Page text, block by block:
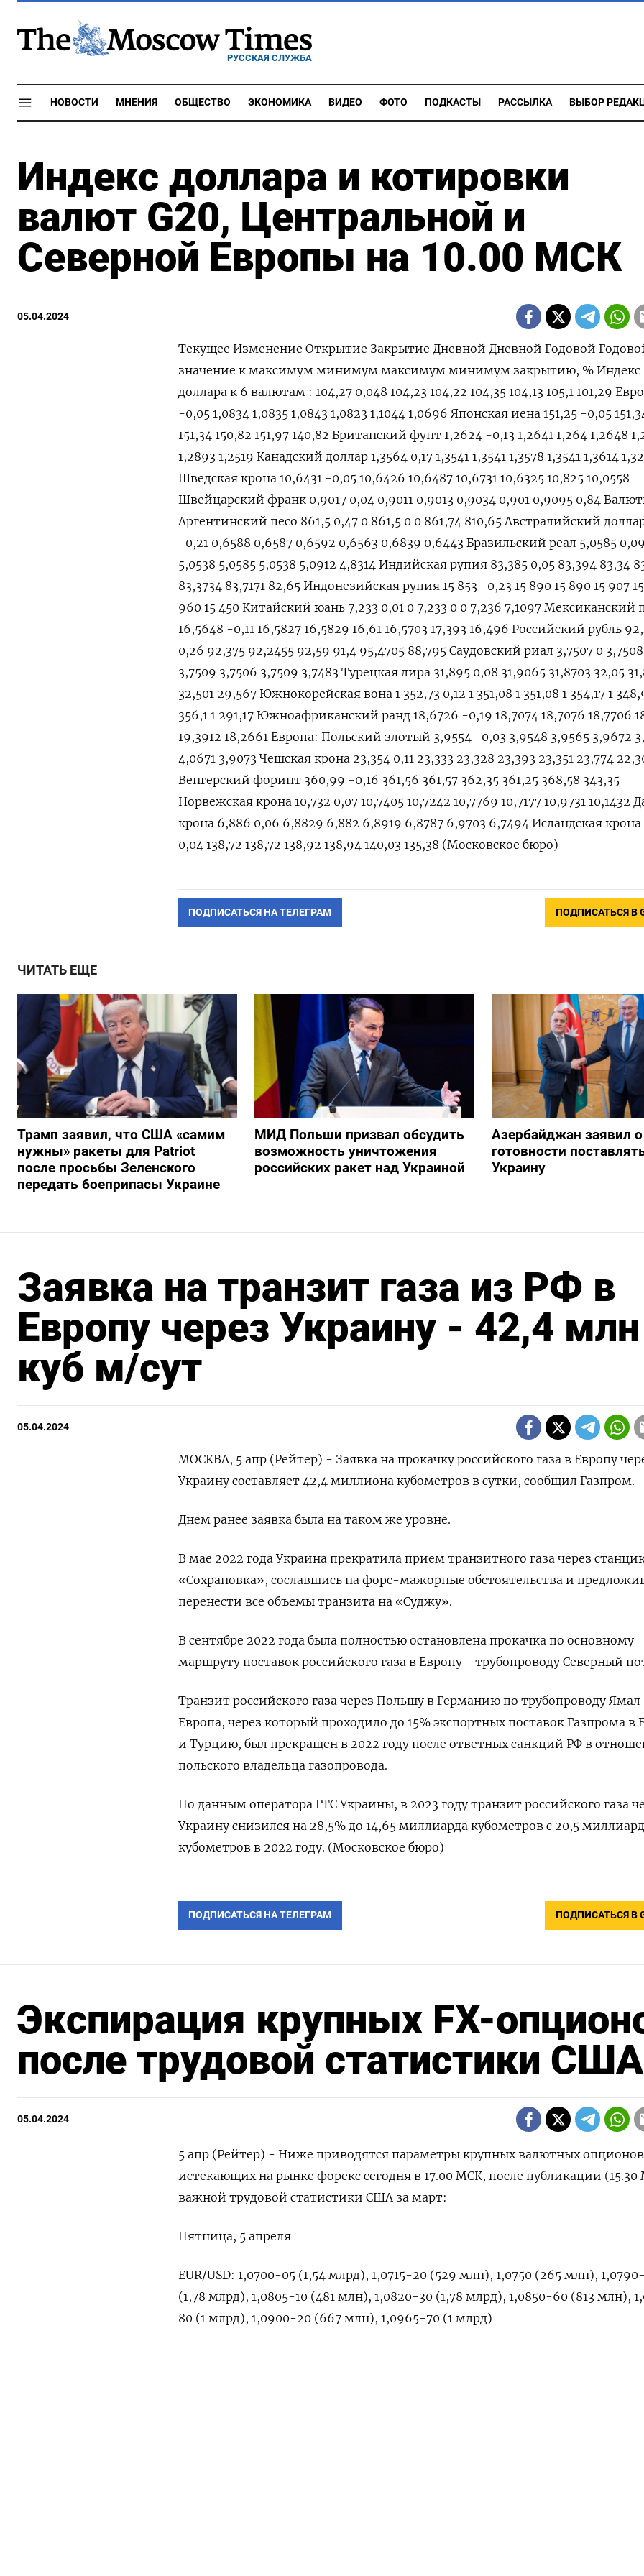
РУССКАЯ СЛУЖБА
НОВОСТИ МНЕНИЯ ОБЩЕСТВО ЭКОНОМИКА ВИДЕО ФОТО ПОДКАСТЫ РАССЫЛКА ВЫБОР
Индекс доллара и котировки
валют G20, Центральной и
Северной Европы на 10.00 МСК
05.04.2024
Текущее Изменение Открытие Закрытие Дневной Дневной Годовой Годовой значение к максимум минимум максимум минимум закрытию, % Индекс доллара к 6 валютам : 104,27 0,048 104,23 104,22 104,35 104,13 105,1 101,29 Евро 1,083 -0,05 1,0834 1,0835 1,0843 1,0823 1,1044 1,0696 Японская иена 151,25 -0,05 151,34 151,33 151,34 150,82 151,97 140,82 Британский фунт 1,2624 -0,13 1,2641 1,264 1,2648 1,2615 1,2893 1,2519 Канадский доллар 1,3564 0,17 1,3541 1,3541 1,3578 1,3541 1,3614 1,323 Шведская крона 10,6431 -0,05 10,6426 10,6487 10,6731 10,6325 10,825 10,0558 Швейцарский франк 0,9017 0,04 0,9011 0,9013 0,9034 0,901 0,9095 0,84 Валюты G20: Аргентинский песо 861,5 0,47 0 861,5 0 0 861,74 810,65 Австралийский доллар 0,6573 -0,21 0,6588 0,6587 0,6592 0,6563 0,6839 0,6443 Бразильский реал 5,0585 0,09 5,054 5,0538 5,0585 5,0538 5,0912 4,8314 Индийская рупия 83,385 0,05 83,394 83,34 83,466 83,3734 83,7171 82,65 Индонезийская рупия 15 853 -0,23 15 890 15 890 15 907 15 850 15 960 15 450 Китайский юань 7,233 0,01 0 7,233 0 0 7,236 7,1097 Мексиканский песо 16,5648 -0,11 16,5827 16,5829 16,61 16,5703 17,393 16,496 Российский рубль 92,485 0,26 92,375 92,2455 92,59 91,4 95,4705 88,795 Саудовский риал 3,7507 0 3,7508 3,7508 3,7509 3,7506 3,7509 3,7483 Турецкая лира 31,895 0,08 31,9065 31,8703 32,05 31,8945 32,501 29,567 Южнокорейская вона 1 352,73 0,12 1 351,08 1 351,08 1 354,17 1 348,95 1 356,1 1 291,17 Южноафриканский ранд 18,6726 -0,19 18,7074 18,7076 18,7706 18,6771 19,3912 18,2661 Европа: Польский злотый 3,9554 -0,03 3,9548 3,9565 3,9672 3,9566 4,0671 3,9073 Чешская крона 23,354 0,11 23,333 23,328 23,393 23,351 23,774 22,308 Венгерский форинт 360,99 -0,16 361,56 361,57 362,35 361,25 368,58 343,35 Норвежская крона 10,732 0,07 10,7405 10,7242
ПОДПИСАТЬСЯ НА ТЕЛЕГРАМ ПОДПИСАТЬСЯ В
ЧИТАТЬ ЕЩЕ
Трамп заявил, что США «самим
нужны» ракеты для Patriot
после просьбы Зеленского
передать боеприпасы Украине
МИД Польши призвал обсудить
возможность уничтожения
российских ракет над Украиной
Азербайджан заявил о
готовности
Украину
Заявка на транзит газа из РФ в
Европу через Украину - 42,4 млн
куб м/сут
05.04.2024
МОСКВА, 5 апр (Рейтер) - Заявка на прокачку российского газа в Европу
Украину составляет 42,4 миллиона кубометров в сутки, сообщил Газпром.
Днем ранее заявка была на таком же уровне.
В мае 2022 года Украина прекратила прием транзитного газа через
«Сохрановка», сославшись на форс-мажорные обстоятельства и
перенести все объемы транзита на «Суджу».
В сентябре 2022 года была полностью остановлена прокачка по основному
маршруту поставок российского газа в Европу - трубопроводу Северный
Транзит российского газа через Польшу в Германию по трубопроводу
Европа, через который проходило до 15% экспортных поставок Газпрома в
и Турцию, был прекращен в 2022 году после ответных санкций РФ в
польского владельца газопровода.
По данным оператора ГТС Украины, в 2023 году транзит российского газа
Украину снизился на 28,5% до 14,65 миллиарда кубометров с 20,5
кубометров в 2022 году. (Московское бюро)
ПОДПИСАТЬСЯ НА ТЕЛЕГРАМ ПОДПИСАТЬСЯ В
Экспирация крупных FX-
после трудовой статистики США
05.04.2024
5 апр (Рейтер) - Ниже приводятся параметры крупных валютных
истекающих на рынке форекс сегодня в 17.00 МСК, после публикации
важной трудовой статистики США за март:
Пятница, 5 апреля
EUR/USD: 1,0700-05 (1,54 млрд), 1,0715-20 (529 млн), 1,0750 (265 млн),
(1,78 млрд), 1,0805-10 (481 млн), 1,0820-30 (1,78 млрд), 1,0850-60 (813 млн),
80 (1 млрд), 1,0900-20 (667 млн), 1,0965-70 (1 млрд)